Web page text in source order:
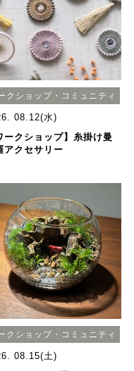
クショップ・コミュニティ
08.12(水)
ークショップ】糸掛け曼
アクセサリー
クショップ・コミュニティ
08.15(土)